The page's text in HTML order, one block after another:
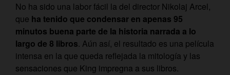
No ha sido una labor fácil la del director Nikolaj Arcel,
que ha tenido que condensar en apenas 95
minutos buena parte de la historia narrada a lo
largo de 8 libros. Aún así, el resultado es una película
intensa en la que queda reflejada la mitología y las
sensaciones que King impregna a sus libros.